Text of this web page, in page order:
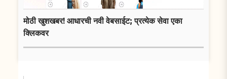
मोठी खुशखबर! आधारची नवी वेबसाईट; प्रत्येक सेवा एका
क्लिकवर